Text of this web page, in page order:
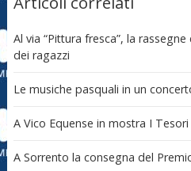
Al via “Pittura fresca”, la
dei ragazzi
Le musiche pasquali in un
A Vico Equense in mostra I
A Sorrento la consegna del